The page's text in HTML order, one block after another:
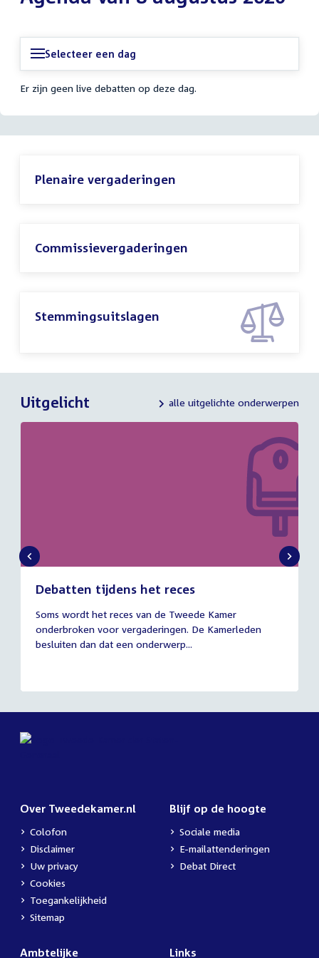
Selecteer een dag
Er zijn geen live debatten op deze dag.
Plenaire vergaderingen
Commissievergaderingen
Stemmingsuitslagen
Uitgelicht alle uitgelichte onderwerpen
Debatten tijdens het reces
juli
2026
Soms wordt het reces van de Tweede Kamer
onderbroken voor vergaderingen. De Kamerleden
besluiten dan dat een onderwerp...
Over Tweedekamer.nl
Colofon
Disclaimer
Uw privacy
Cookies
Toegankelijkheid
Sitemap
Blijf op de hoogte
Sociale media
E-mailattenderingen
Debat Direct
Ambtelijke Links